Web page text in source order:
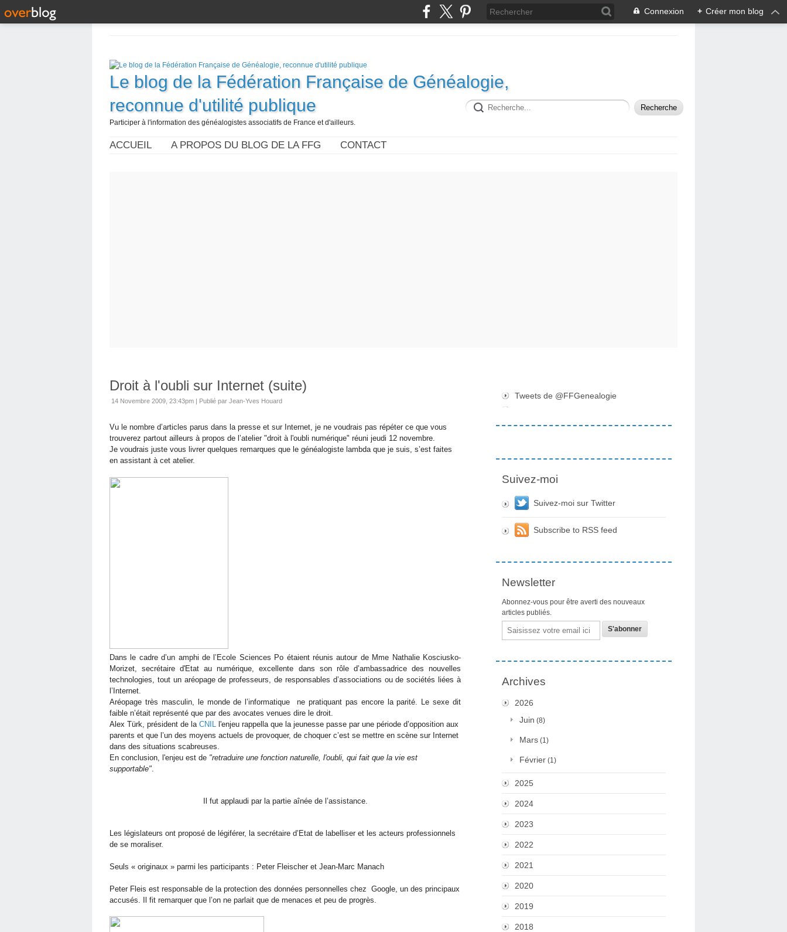
Connexion + Créer mon blog
Le blog de la Fédération Française de Généalogie,
reconnue d'utilité publique
Participer à l'information des généalogistes associatifs de France et d'ailleurs.
ACCUEIL A PROPOS DU BLOG DE LA FFG CONTACT
Droit à l'oubli sur Internet (suite)
14 Novembre 2009, 23:43pm | Publié par Jean-Yves Houard
Vu le nombre d’articles parus dans la presse et sur Internet, je ne voudrais pas répéter ce que vous
trouverez partout ailleurs à propos de l’atelier "droit à l'oubli numérique" réuni jeudi 12 novembre.
Je voudrais juste vous livrer quelques remarques que le généalogiste lambda que je suis, s’est faites
en assistant à cet atelier.
Dans le cadre d’un amphi de l’Ecole Sciences Po étaient réunis autour de Mme Nathalie Kosciusko-
Morizet, secrétaire d'Etat au numérique, excellente dans son rôle d’ambassadrice des nouvelles
technologies, tout un aréopage de professeurs, de responsables d’associations ou de sociétés liées à
l’Internet.
Aréopage très masculin, le monde de l’informatique
ne pratiquant pas encore la parité. Le sexe dit
faible n’était représenté que par des avocates venues dire le droit.
Alex Türk, président de la CNIL
l'enjeu rappella que la jeunesse passe par une période d’opposition aux
parents et que l’un des moyens actuels de provoquer, de choquer c’est se mettre en scène sur Internet
dans des situations scabreuses.
En conclusion, l'enjeu est de "retraduire une fonction naturelle, l'oubli, qui fait que la vie est
supportable"
Il fut applaudi par la partie aînée de l’assistance.
Les législateurs ont proposé de légiférer, la secrétaire d’Etat de labelliser et les acteurs professionnels
de se moraliser.
Seuls « originaux » parmi les participants : Peter Fleischer et Jean-Marc Manach
Peter Fleis est responsable de la protection des données personnelles chez Google, un des principaux
accusés. Il fit remarquer que l’on ne parlait que de menaces et peu de progrès.
Tweets de @FFGenealogie
Suivez-moi
Suivez-moi sur Twitter
Subscribe to RSS feed
Newsletter
Abonnez-vous pour être averti des nouveaux
articles publiés.
Email
Archives
2026
Juin (8)
Mars (1)
Février (1)
2025
2024
2023
2022
2021
2020
2019
2018